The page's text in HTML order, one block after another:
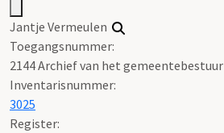
Jantje Vermeulen
Toegangsnummer:
2144 Archief van het gemeentebestuur
Inventarisnummer:
3025
Register: